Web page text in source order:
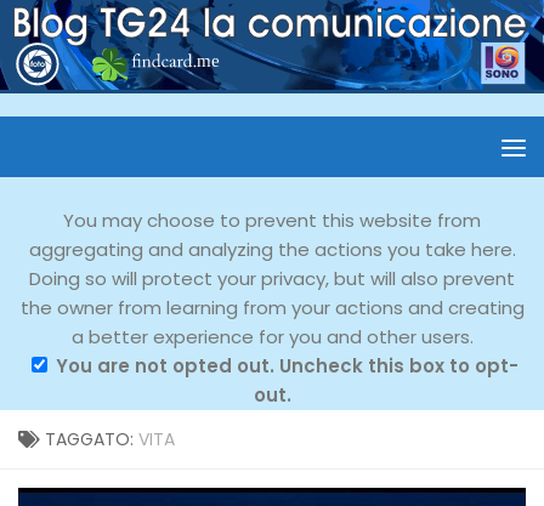
You may choose to prevent this website from
aggregating and analyzing the actions you take here.
Doing so will protect your privacy, but will also prevent
the owner from learning from your actions and creating
a better experience for you and other users.
You are not opted out. Uncheck this box to opt-
out.
TAGGATO: VITA